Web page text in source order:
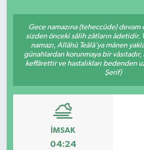
Gece namazına (teheccüde)
sizden önceki sâlih zâtların âdetidir.
namazı, Allâhü Teâlâ’ya mânen
günahlardan korunmaya bir
keffârettir ve hastalıkları bedenden
Şerif)
İMSAK
04:24
Haber Arşivi